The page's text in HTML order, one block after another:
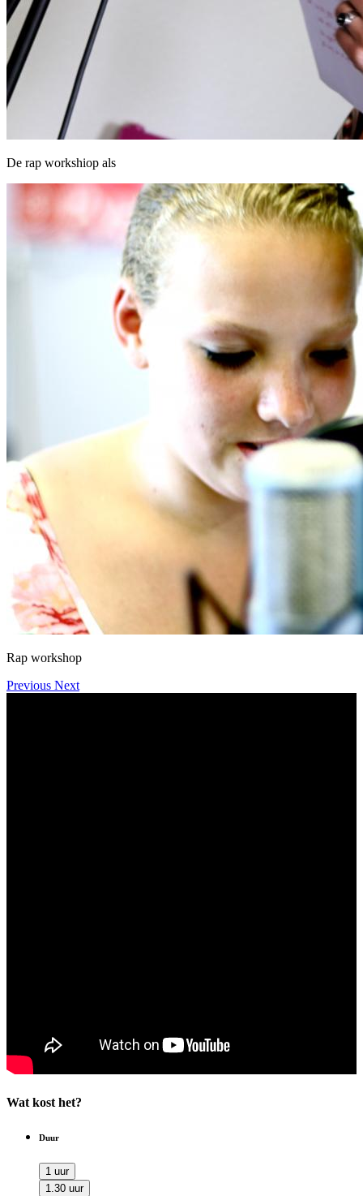
De rap workshiop als
Rap workshop
Previous Next
Wat kost het?
Duur
1 uur
1.30 uur